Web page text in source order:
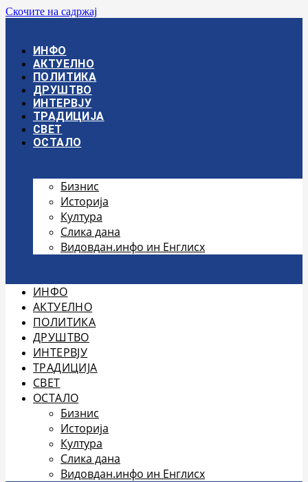
Скочите на садржај
ИНФО
АКТУЕЛНО
ПОЛИТИКА
ДРУШТВО
ИНТЕРВЈУ
ТРАДИЦИЈА
СВЕТ
ОСТАЛО
Бизнис
Историја
Култура
Слика дана
Видовдан.инфо ин Енглисх
ИНФО
АКТУЕЛНО
ПОЛИТИКА
ДРУШТВО
ИНТЕРВЈУ
ТРАДИЦИЈА
СВЕТ
ОСТАЛО
Бизнис
Историја
Култура
Слика дана
Видовдан.инфо ин Енглисх